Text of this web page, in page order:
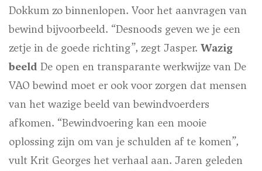
Dokkum zo binnenlopen. Voor het aanvragen van
bewind bijvoorbeeld. “Desnoods geven we je een
zetje in de goede richting”, zegt Jasper. Wazig
beeld De open en transparante werkwijze van De
VAO bewind moet er ook voor zorgen dat mensen
van het wazige beeld van bewindvoerders
afkomen. “Bewindvoering kan een mooie
oplossing zijn om van je schulden af te komen”,
vult Krit Georges het verhaal aan. Jaren geleden